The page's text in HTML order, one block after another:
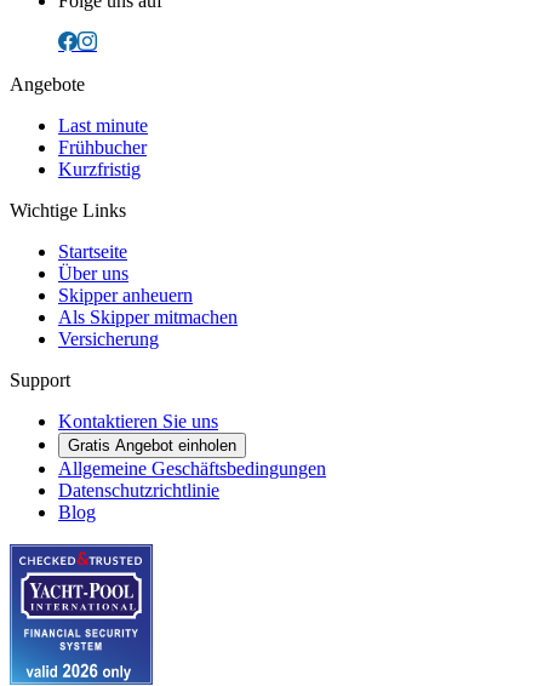
Angebote
Last minute
Frühbucher
Kurzfristig
Wichtige Links
Startseite
Über uns
Skipper anheuern
Als Skipper mitmachen
Versicherung
Support
Kontaktieren Sie uns
Gratis Angebot einholen
Allgemeine Geschäftsbedingungen
Datenschutzrichtlinie
Blog